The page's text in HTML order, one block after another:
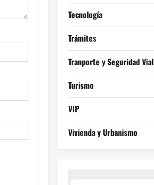
Tecnología
Trámites
Tranporte y Seguridad Vial
Turismo
VIP
Vivienda y Urbanismo